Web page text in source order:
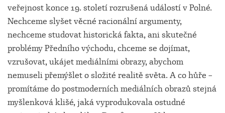
veřejnost konce 19. století rozrušená událostí v Polné.
Nechceme slyšet věcné racionální argumenty,
nechceme studovat historická fakta, ani skutečné
problémy Předního východu, chceme se dojímat,
vzrušovat, ukájet mediálními obrazy, abychom
nemuseli přemýšlet o složité realitě světa. A co hůře –
promítáme do postmoderních mediálních obrazů stejná
myšlenková klišé, jaká vyprodukovala ostudné